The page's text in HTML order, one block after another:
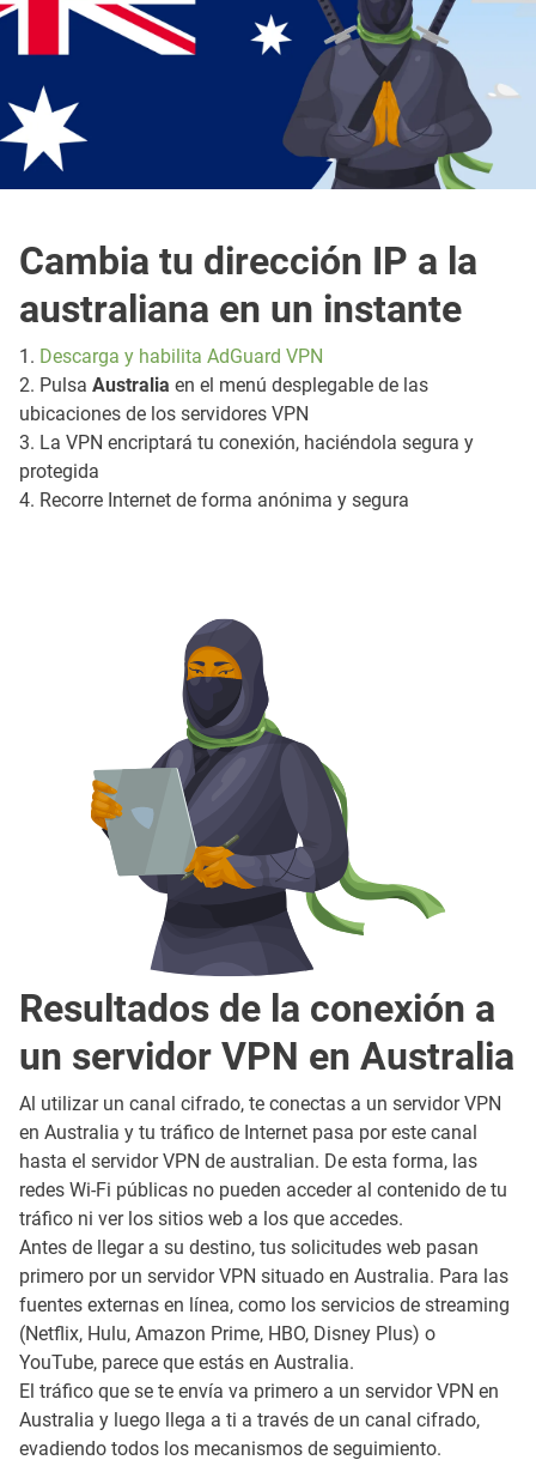
Cambia tu dirección IP a la
australiana en un instante
1. Descarga y habilita AdGuard VPN
2. Pulsa Australia en el menú desplegable de las
ubicaciones de los servidores VPN
3. La VPN encriptará tu conexión, haciéndola segura y
protegida
4. Recorre Internet de forma anónima y segura
Resultados de la conexión a
un servidor VPN en Australia
Al utilizar un canal cifrado, te conectas a un servidor VPN
en Australia y tu tráfico de Internet pasa por este canal
hasta el servidor VPN de australian. De esta forma, las
redes Wi-Fi públicas no pueden acceder al contenido de tu
tráfico ni ver los sitios web a los que accedes.
Antes de llegar a su destino, tus solicitudes web pasan
primero por un servidor VPN situado en Australia. Para las
fuentes externas en línea, como los servicios de streaming
(Netflix, Hulu, Amazon Prime, HBO, Disney Plus) o
YouTube, parece que estás en Australia.
El tráfico que se te envía va primero a un servidor VPN en
Australia y luego llega a ti a través de un canal cifrado,
evadiendo todos los mecanismos de seguimiento.